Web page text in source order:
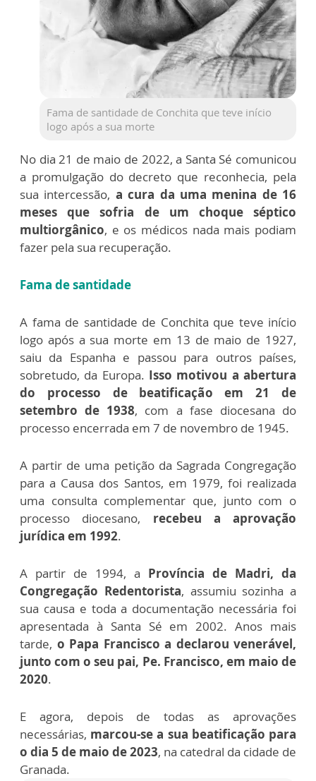
Fama de santidade de Conchita que teve início
logo após a sua morte
No dia 21 de maio de 2022, a Santa Sé comunicou
a promulgação do decreto que reconhecia, pela
sua intercessão, a cura da uma menina de 16
meses que sofria de um choque séptico
multiorgânico, e os médicos nada mais podiam
fazer pela sua recuperação.
Fama de santidade
A fama de santidade de Conchita que teve início
logo após a sua morte em 13 de maio de 1927,
saiu da Espanha e passou para outros países,
sobretudo, da Europa. Isso motivou a abertura
do processo de beatificação em 21 de
setembro de 1938, com a fase diocesana do
processo encerrada em 7 de novembro de 1945.
A partir de uma petição da Sagrada Congregação
para a Causa dos Santos, em 1979, foi realizada
uma consulta complementar que, junto com o
processo diocesano, recebeu a aprovação
jurídica em 1992.
A partir de 1994, a Província de Madri, da
Congregação Redentorista, assumiu sozinha a
sua causa e toda a documentação necessária foi
apresentada à Santa Sé em 2002. Anos mais
tarde, o Papa Francisco a declarou venerável,
junto com o seu pai, Pe. Francisco, em maio de
2020.
E agora, depois de todas as aprovações
necessárias, marcou-se a sua beatificação para
o dia 5 de maio de 2023, na catedral da cidade de
Granada.